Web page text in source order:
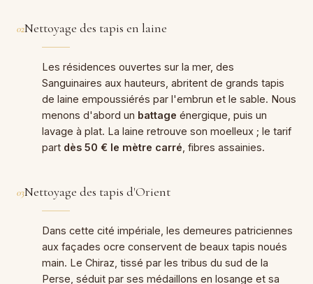
02Nettoyage des tapis en laine
Les résidences ouvertes sur la mer, des
Sanguinaires aux hauteurs, abritent de grands tapis
de laine empoussiérés par l'embrun et le sable. Nous
menons d'abord un battage énergique, puis un
lavage à plat. La laine retrouve son moelleux ; le tarif
part dès 50 € le mètre carré , fibres assainies.
03Nettoyage des tapis d'Orient
Dans cette cité impériale, les demeures patriciennes
aux façades ocre conservent de beaux tapis noués
main. Le Chiraz, tissé par les tribus du sud de la
Perse, séduit par ses médaillons en losange et sa